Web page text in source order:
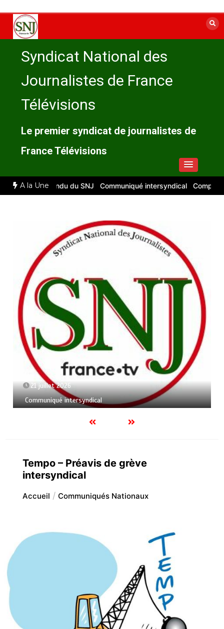
contenu
Syndicat National des
Journalistes de France
Télévisions
Le premier syndicat de journalistes de
France Télévisions
A la Une
: compte rendu du SNJ Communiqué intersyndical Compte-
21 juillet 2026
Communiqué intersyndical
Tempo – Préavis de grève
intersyndical
Accueil Communiqués Nationaux